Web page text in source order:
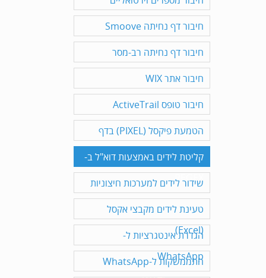
חיבור דף נחיתה Smoove
חיבור דף נחיתה רב-מסר
חיבור אתר WIX
חיבור טופס ActiveTrail
הטמעת פיקסל (PIXEL) בדף
"תודה"
קליטת לידים באמצעות דוא"ל ב-
REGEX
שידור לידים למערכות חיצוניות
טעינת לידים מקבצי אקסל
(Excel)הגדרת אינטגרציות ל-
WhatsApp
התממשקות ל-WhatsApp